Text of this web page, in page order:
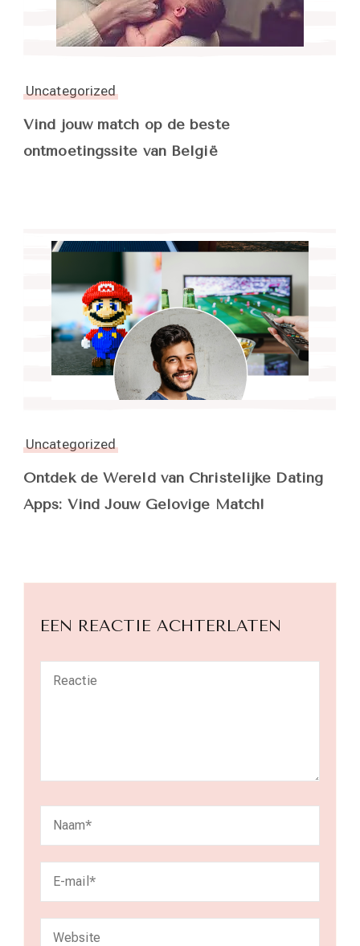
Uncategorized
Vind jouw match op de beste
ontmoetingssite van België
Uncategorized
Ontdek de Wereld van Christelijke Dating
Apps: Vind Jouw Gelovige Match!
EEN REACTIE ACHTERLATEN